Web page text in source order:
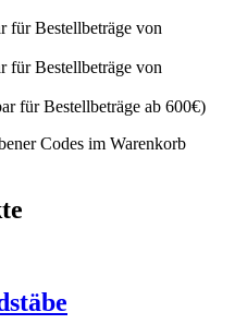
für Bestellbeträge von
für Bestellbeträge von
für Bestellbeträge ab 600€)
Codes im Warenkorb